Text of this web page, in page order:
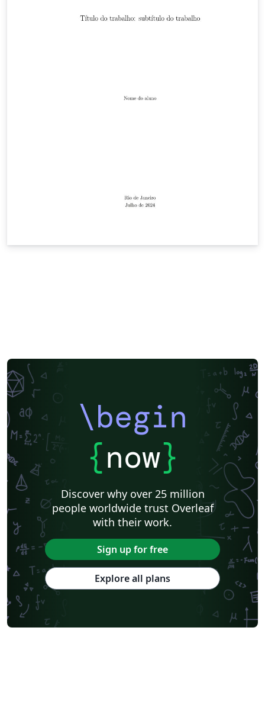
\begin
{now}
Discover why over 25 million
people worldwide trust Overleaf
with their work.
Sign up for free
Explore all plans